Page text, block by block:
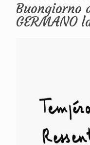
Buongiorno
GERMANO